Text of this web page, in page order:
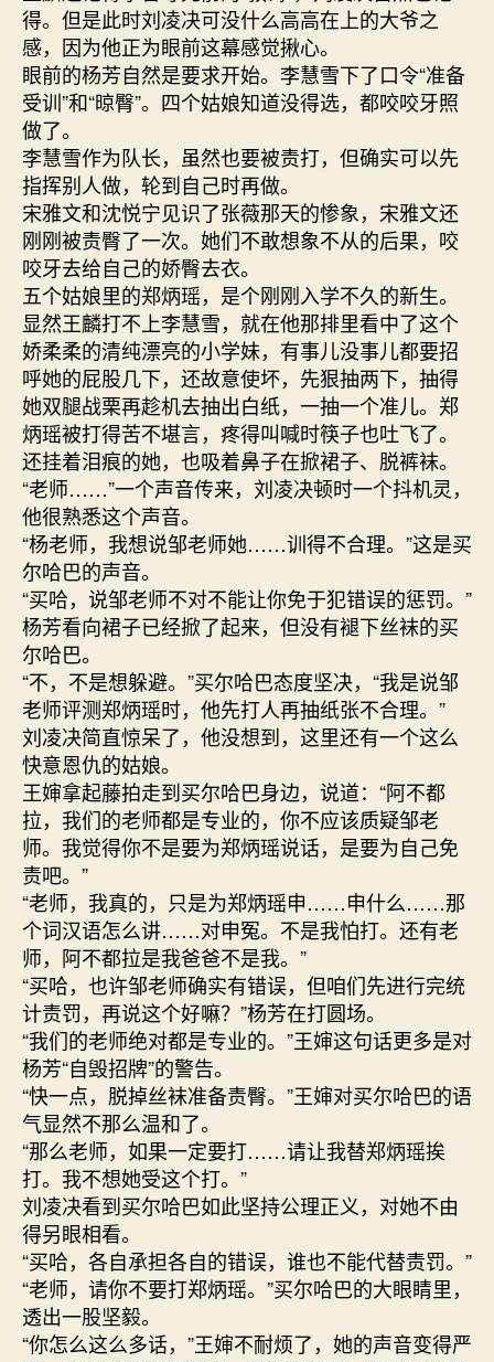
得。但是此时刘凌决可没什么高高在上的大爷之
感，因为他正为眼前这幕感觉揪心。
眼前的杨芳自然是要求开始。李慧雪下了口令“准备
受训”和“晾臀”。四个姑娘知道没得选，都咬咬牙照
做了。
李慧雪作为队长，虽然也要被责打，但确实可以先
指挥别人做，轮到自己时再做。
宋雅文和沈悦宁见识了张薇那天的惨象，宋雅文还
刚刚被责臀了一次。她们不敢想象不从的后果，咬
咬牙去给自己的娇臀去衣。
五个姑娘里的郑炳瑶，是个刚刚入学不久的新生。
显然王麟打不上李慧雪，就在他那排里看中了这个
娇柔柔的清纯漂亮的小学妹，有事儿没事儿都要招
呼她的屁股几下，还故意使坏，先狠抽两下，抽得
她双腿战栗再趁机去抽出白纸，一抽一个准儿。郑
炳瑶被打得苦不堪言，疼得叫喊时筷子也吐飞了。
还挂着泪痕的她，也吸着鼻子在掀裙子、脱裤袜。
“老师……”一个声音传来，刘凌决顿时一个抖机灵，
他很熟悉这个声音。
“杨老师，我想说邹老师她……训得不合理。”这是买
尔哈巴的声音。
“买哈，说邹老师不对不能让你免于犯错误的惩罚。”
杨芳看向裙子已经掀了起来，但没有褪下丝袜的买
尔哈巴。
“不，不是想躲避。”买尔哈巴态度坚决，“我是说邹
老师评测郑炳瑶时，他先打人再抽纸张不合理。”
刘凌决简直惊呆了，他没想到，这里还有一个这么
快意恩仇的姑娘。
王婶拿起藤拍走到买尔哈巴身边，说道：“阿不都
拉，我们的老师都是专业的，你不应该质疑邹老
师。我觉得你不是要为郑炳瑶说话，是要为自己免
责吧。”
“老师，我真的，只是为郑炳瑶申……申什么……那
个词汉语怎么讲……对申冤。不是我怕打。还有老
师，阿不都拉是我爸爸不是我。”
“买哈，也许邹老师确实有错误，但咱们先进行完统
计责罚，再说这个好嘛？”杨芳在打圆场。
“我们的老师绝对都是专业的。”王婶这句话更多是对
杨芳“自毁招牌”的警告。
“快一点，脱掉丝袜准备责臀。”王婶对买尔哈巴的语
气显然不那么温和了。
“那么老师，如果一定要打……请让我替郑炳瑶挨
打。我不想她受这个打。”
刘凌决看到买尔哈巴如此坚持公理正义，对她不由
得另眼相看。
“买哈，各自承担各自的错误，谁也不能代替责罚。”
“老师，请你不要打郑炳瑶。”买尔哈巴的大眼睛里，
透出一股坚毅。
“你怎么这么多话，”王婶不耐烦了，她的声音变得严